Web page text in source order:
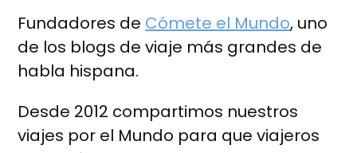
Fundadores de Cómete el Mundo, uno
de los blogs de viaje más grandes de
habla hispana.
Desde 2012 compartimos nuestros
viajes por el Mundo para que viajeros